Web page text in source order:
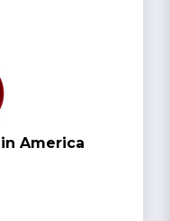
America